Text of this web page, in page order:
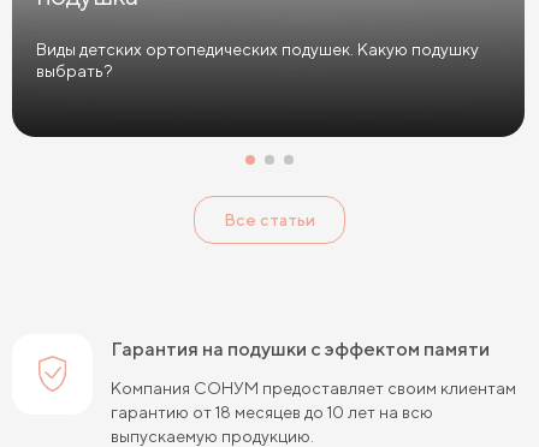
Виды детских ортопедических подушек. Какую подушку
выбрать?
Все статьи
Гарантия на подушки с эффектом памяти
Компания СОНУМ предоставляет своим клиентам
гарантию от 18 месяцев до 10 лет на всю
выпускаемую продукцию.